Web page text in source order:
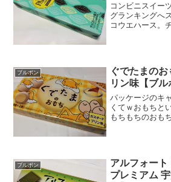
コンビニスイー
グランキングへ
コウエハース。
ブルボン
ぐでたまの
リン味【ブル
パッケージのキ
くてｗおもちと
もちもちのおも
ブルボン
アルフォート
プレミアム